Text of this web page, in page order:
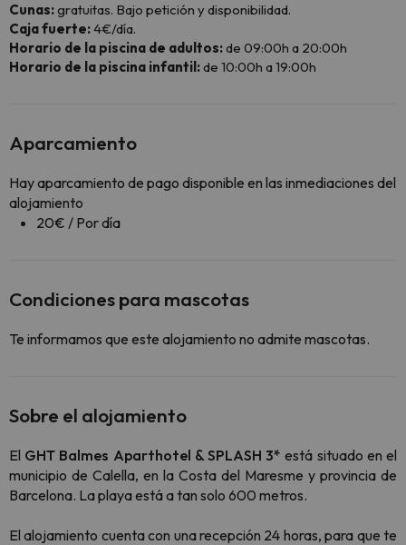
Cunas:gratuitas. Bajo petición y disponibilidad.
Caja fuerte:4€/día.
Horario de la piscina de adultos:de 09:00h a 20:00h
Horario de la piscina infantil:de 10:00h a 19:00h
Aparcamiento
Hay aparcamiento de pago disponible en las inmediaciones del
alojamiento
20€ / Por día
Condiciones para mascotas
Te informamos que este alojamiento no admite mascotas.
Sobre el alojamiento
El GHT Balmes Aparthotel & SPLASH 3* está situado en el
municipio de Calella, en la Costa del Maresme y provincia de
Barcelona. La playa está a tan solo 600 metros.
El alojamiento cuenta con una recepción 24 horas, para que te